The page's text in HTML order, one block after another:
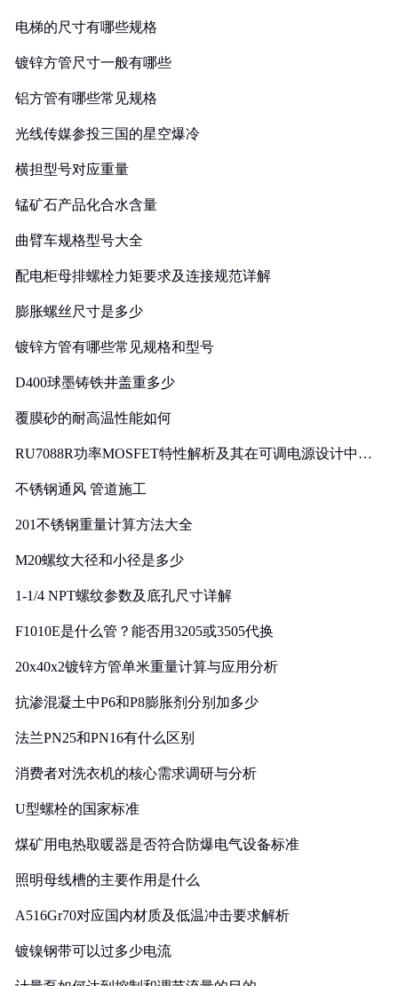
电梯的尺寸有哪些规格
镀锌方管尺寸一般有哪些
铝方管有哪些常见规格
光线传媒参投三国的星空爆冷
横担型号对应重量
锰矿石产品化合水含量
曲臂车规格型号大全
配电柜母排螺栓力矩要求及连接规范详解
膨胀螺丝尺寸是多少
镀锌方管有哪些常见规格和型号
D400球墨铸铁井盖重多少
覆膜砂的耐高温性能如何
RU7088R功率MOSFET特性解析及其在可调电源设计中的
不锈钢通风 管道施工
201不锈钢重量计算方法大全
M20螺纹大径和小径是多少
1-1/4 NPT螺纹参数及底孔尺寸详解
F1010E是什么管？能否用3205或3505代换
20x40x2镀锌方管单米重量计算与应用分析
抗渗混凝土中P6和P8膨胀剂分别加多少
法兰PN25和PN16有什么区别
消费者对洗衣机的核心需求调研与分析
U型螺栓的国家标准
煤矿用电热取暖器是否符合防爆电气设备标准
照明母线槽的主要作用是什么
A516Gr70对应国内材质及低温冲击要求解析
镀镍钢带可以过多少电流